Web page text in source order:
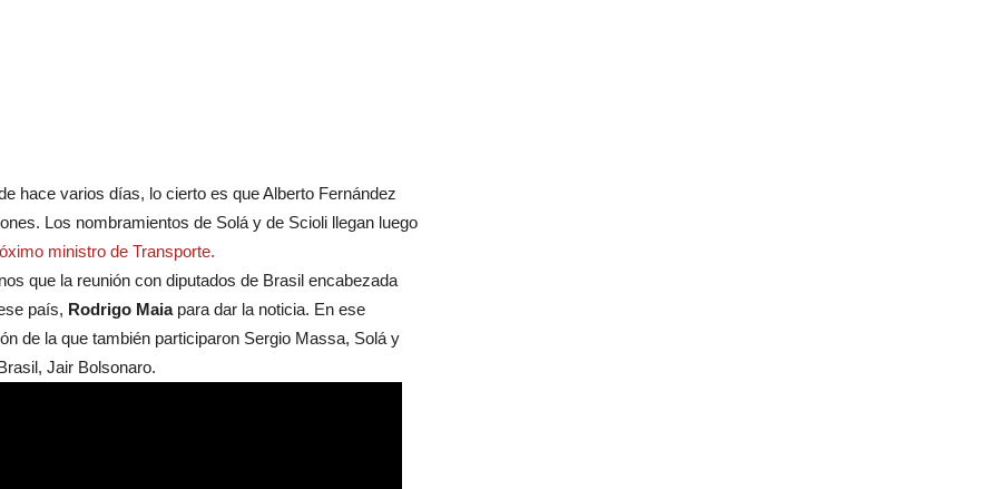
hace varios días, lo cierto es que Alberto Fernández
Los nombramientos de Solá y de Scioli llegan luego
ministro de Transporte.
que la reunión con diputados de Brasil encabezada
país, Rodrigo Maia para dar la noticia. En ese
de la que también participaron Sergio Massa, Solá y
Jair Bolsonaro.